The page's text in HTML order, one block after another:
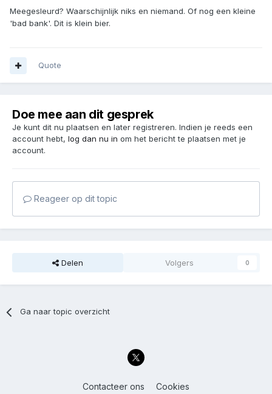
Meegesleurd? Waarschijnlijk niks en niemand. Of nog een kleine
'bad bank'. Dit is klein bier.
Quote
Doe mee aan dit gesprek
Je kunt dit nu plaatsen en later registreren. Indien je reeds een
account hebt, log dan nu in om het bericht te plaatsen met je
account.
Reageer op dit topic
Delen Volgers 0
Ga naar topic overzicht
Contacteer ons Cookies